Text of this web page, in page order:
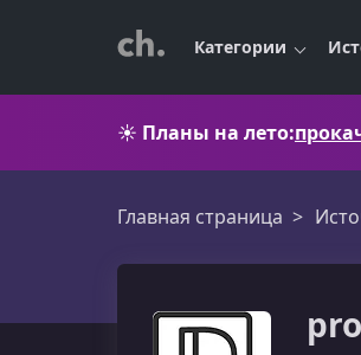
Категории
☀️ Планы на лето:
Главная страница